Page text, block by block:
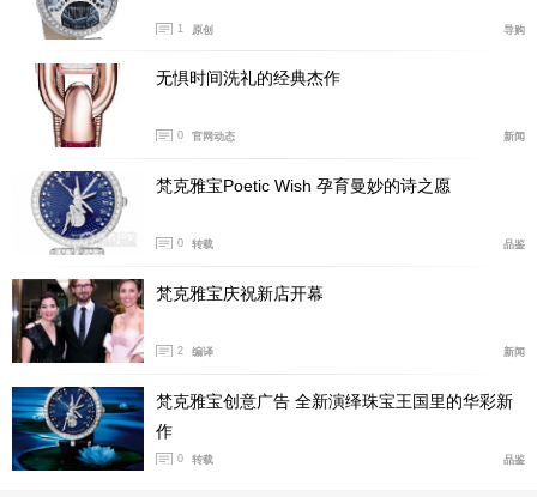
参考序列： VCARO30L00 系列名： Poetic Wish
制造年份： 2012
价格： 350,000
1 原创 导购
无惧时间洗礼的经典杰作
0 官网动态 新闻
梵克雅宝Poetic Wish 孕育曼妙的诗之愿
0 转载 品鉴
梵克雅宝庆祝新店开幕
2 编译 新闻
梵克雅宝创意广告 全新演绎珠宝王国里的华彩新
作
0 转载 品鉴